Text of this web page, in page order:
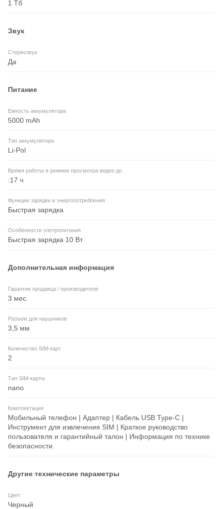
1 Тб
Звук
Стереозвук
Да
Питание
Емкость аккумулятора
5000 mAh
Тип аккумулятора
Li-Pol
Время работы в режиме просмотра видео до
:17 ч
Функции зарядки и энергопотребления
Быстрая зарядка
Особенности элетропитания
Быстрая зарядка 10 Вт
Дополнительная информация
Гарантия продавца / производителя
3 мес.
Разъем для наушников
3,5 мм
Количество SIM-карт
2
Тип SIM-карты
nano
Комплектация
Мобильный телефон | Адаптер | Кабель USB Type-C |
Инструмент для извлечения SIM | Краткое руководство
пользователя и гарантийный талон | Информация по технике
безопасности.
Другие технические параметры
Цвет
Черный